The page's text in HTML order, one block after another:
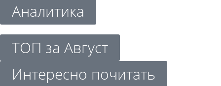
Аналитика
ТОП за Август
Интересно почитать